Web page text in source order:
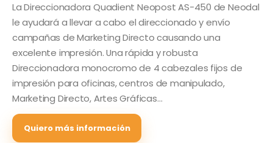
La Direccionadora Quadient Neopost AS-450 de Neodal
le ayudará a llevar a cabo el direccionado y envío
campañas de Marketing Directo causando una
excelente impresión. Una rápida y robusta
Direccionadora monocromo de 4 cabezales fijos de
impresión para oficinas, centros de manipulado,
Marketing Directo, Artes Gráficas…
Quiero más información